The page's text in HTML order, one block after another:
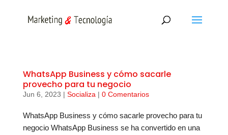
WhatsApp Business y cómo sacarle
provecho para tu negocio
Jun 6, 2023 | Socializa | 0 Comentarios
WhatsApp Business y cómo sacarle provecho para tu
negocio WhatsApp Business se ha convertido en una